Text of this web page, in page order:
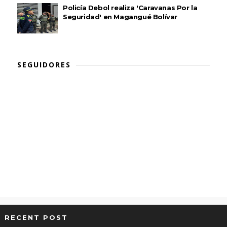
Policía Debol realiza 'Caravanas Por la
Seguridad' en Magangué Bolívar
SEGUIDORES
RECENT POST